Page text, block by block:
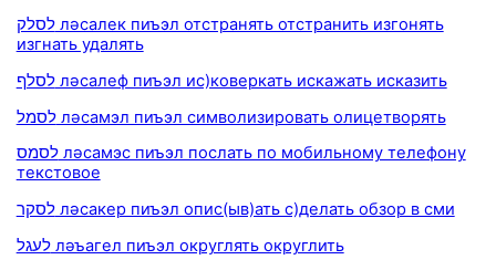
לסלק ләсалек пиъэл отстранять отстранить изгонять
изгнать удалять
לסלף ләсалеф пиъэл ис)коверкать искажать исказить
לסמל ләсамэл пиъэл символизировать олицетворять
לסמס ләсамэс пиъэл послать по мобильному телефону
текстовое
לסקר ләсакер пиъэл опис(ыв)ать с)делать обзор в сми
לעגל ләъагел пиъэл округлять округлить